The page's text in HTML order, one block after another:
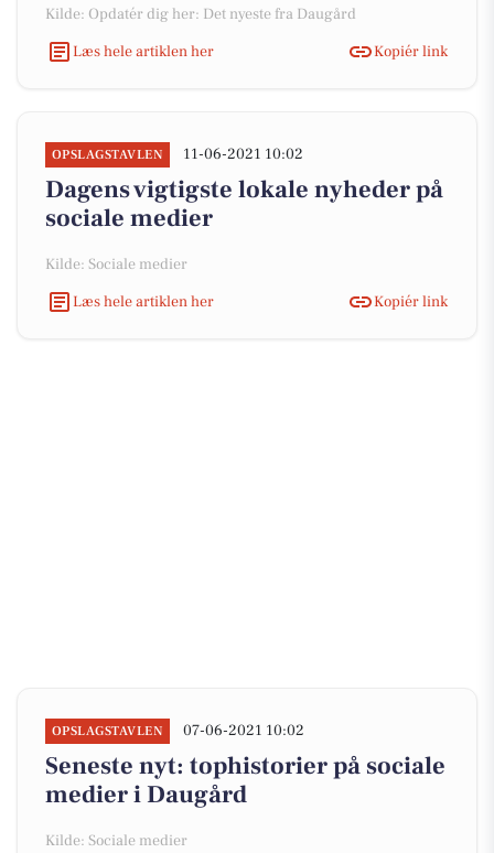
Kilde: Opdatér dig her: Det nyeste fra Daugård
Læs hele artiklen her
Kopiér link
OPSLAGSTAVLEN 11-06-2021 10:02
Dagens vigtigste lokale nyheder på
sociale medier
Kilde: Sociale medier
Læs hele artiklen her
Kopiér link
OPSLAGSTAVLEN 07-06-2021 10:02
Seneste nyt: tophistorier på sociale
medier i Daugård
Kilde: Sociale medier